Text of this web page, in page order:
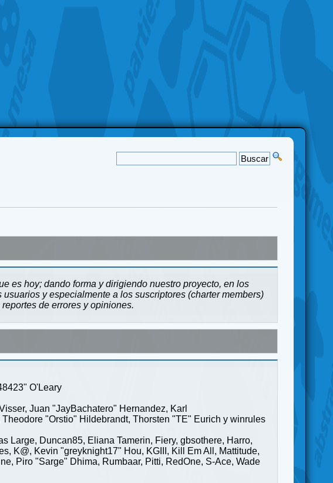
es hoy; dando forma y dirigiendo nuestro proyecto, en los
y especialmente a los suscriptores (charter members)
de errores y opiniones.
O'Leary
Juan "JayBachatero" Hernandez, Karl
"Orstio" Hildebrandt, Thorsten "TE" Eurich y winrules
Large, Duncan85, Eliana Tamerin, Fiery, gbsothere, Harro,
K@, Kevin "greyknight17" Hou, KGIII, Kill Em All, Mattitude,
Piro "Sarge" Dhima, Rumbaar, Pitti, RedOne, S-Ace, Wade